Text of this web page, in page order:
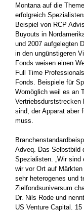
Montana auf die
erfolgreich
Beispiel von RCP
Buyouts in
und 2007 aufgelegten
in den ungünstigeren
Fonds weisen einen
Full Time
Fonds. Beispiele für
Womöglich weil es an
sind, der Apparat aber
muss.
Adveq. Das Selbstbild
Spezialisten. „Wir
wir vor Ort auf
sehr heterogenes und
Zielfondsuniversum
Dr. Nils Rode und
US Venture Capital.